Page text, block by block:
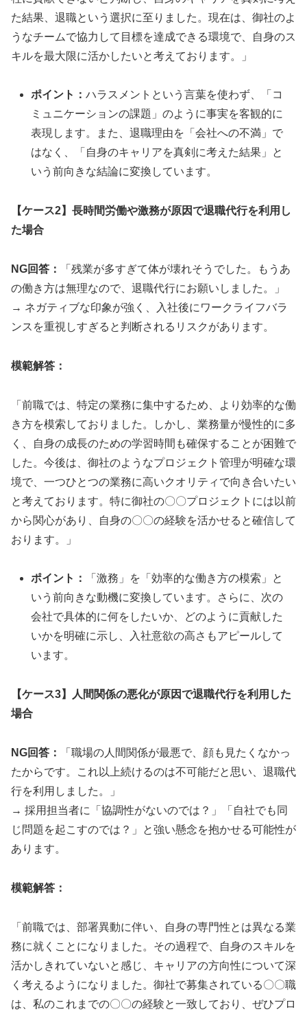
た結果、退職という選択に至りました。現在は、御社のよ
うなチームで協力して目標を達成できる環境で、自身のス
キルを最大限に活かしたいと考えております。」
ポイント：ハラスメントという言葉を使わず、「コ
ミュニケーションの課題」のように事実を客観的に
表現します。また、退職理由を「会社への不満」で
はなく、「自身のキャリアを真剣に考えた結果」と
いう前向きな結論に変換しています。
【ケース2】長時間労働や激務が原因で退職代行を利用し
た場合
NG回答：
「残業が多すぎて体が壊れそうでした。もうあ
の働き方は無理なので、退職代行にお願いしました。」
→ ネガティブな印象が強く、入社後にワークライフバラ
ンスを重視しすぎると判断されるリスクがあります。
模範解答：
「前職では、特定の業務に集中するため、より効率的な働
き方を模索しておりました。しかし、業務量が慢性的に多
く、自身の成長のための学習時間も確保することが困難で
した。今後は、御社のようなプロジェクト管理が明確な環
境で、一つひとつの業務に高いクオリティで向き合いたい
と考えております。特に御社の〇〇プロジェクトには以前
から関心があり、自身の〇〇の経験を活かせると確信して
おります。」
ポイント：
「激務」を「効率的な働き方の模索」と
いう前向きな動機に変換しています。さらに、次の
会社で具体的に何をしたいか、どのように貢献した
いかを明確に示し、入社意欲の高さもアピールして
います。
【ケース3】人間関係の悪化が原因で退職代行を利用した
場合
NG回答：
「職場の人間関係が最悪で、顔も見たくなかっ
たからです。これ以上続けるのは不可能だと思い、退職代
行を利用しました。」
→ 採用担当者に「協調性がないのでは？」「自社でも同
じ問題を起こすのでは？」と強い懸念を抱かせる可能性が
あります。
模範解答：
「前職では、部署異動に伴い、自身の専門性とは異なる業
務に就くことになりました。その過程で、自身のスキルを
活かしきれていないと感じ、キャリアの方向性について深
く考えるようになりました。御社で募集されている〇〇職
は、私のこれまでの〇〇の経験と一致しており、ぜひプロ